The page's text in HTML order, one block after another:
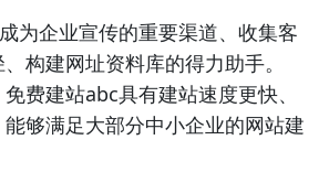
为企业宣传的重要渠道、收集客
构建网址资料库的得力助手。
费建站abc具有建站速度更快、
够满足大部分中小企业的网站建